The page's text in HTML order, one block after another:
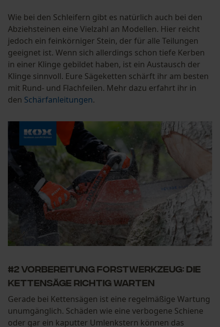
Wie bei den Schleifern gibt es natürlich auch bei den
Abziehsteinen eine Vielzahl an Modellen. Hier reicht
jedoch ein feinkörniger Stein, der für alle Teilungen
geeignet ist. Wenn sich allerdings schon tiefe Kerben
in einer Klinge gebildet haben, ist ein Austausch der
Klinge sinnvoll. Eure Sägeketten schärft ihr am besten
mit Rund- und Flachfeilen. Mehr dazu erfahrt ihr in
den Schärfanleitungen.
#2 Vorbereitung Forstwerkzeug: Die
Kettensäge richtig warten
Gerade bei Kettensägen ist eine regelmäßige Wartung
unumgänglich. Schäden wie eine verbogene Schiene
oder gar ein kaputter Umlenkstern können das